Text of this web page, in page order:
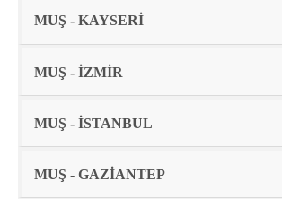
MUŞ - KAYSERİ
MUŞ - İZMİR
MUŞ - İSTANBUL
MUŞ - GAZİANTEP